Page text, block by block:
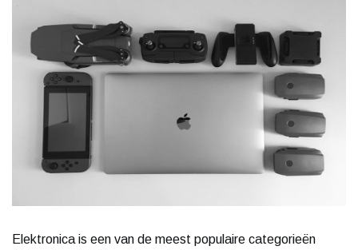
Elektronica is een van de meest populaire categorieën